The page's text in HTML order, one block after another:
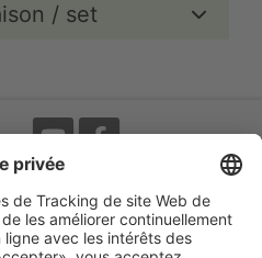
/ set
A propos
Mentions légales
CGV